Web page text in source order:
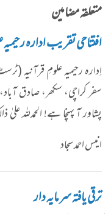
متعلقہ مضامین
افتتاحی تقریب ادارہ
سفر کراچی، سکھر، صادق
پشاور آ پہنچا ہے! الحمدللہ
انیس احمد سجاد
ترقی یافتہ سرمایہ دار